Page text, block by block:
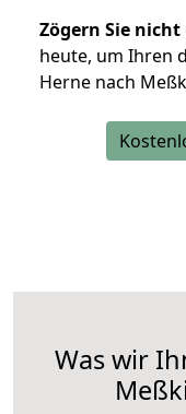
Zögern Sie nicht
heute, um Ihren
Herne nach
Was wir